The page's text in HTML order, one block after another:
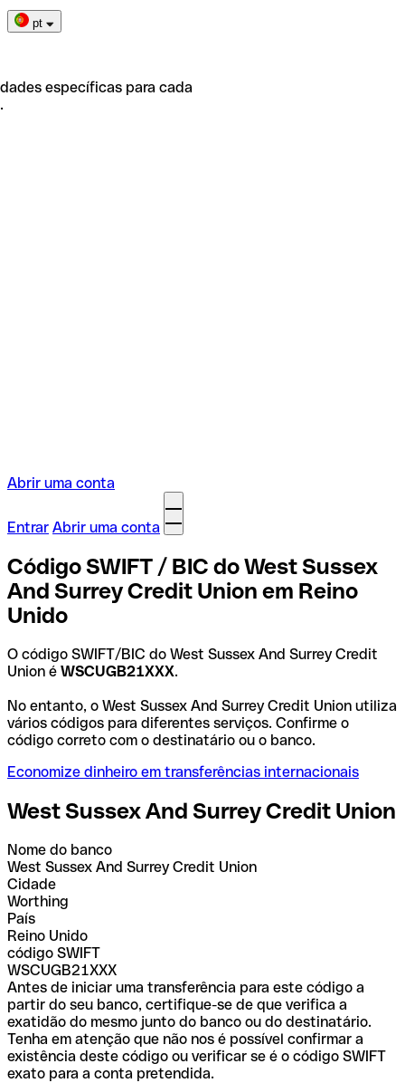
pt
específicas para cada
Abrir uma conta
Entrar Abrir uma conta
Código SWIFT / BIC do West Sussex
And Surrey Credit Union em Reino
Unido
O código SWIFT/BIC do West Sussex And Surrey Credit
Union é WSCUGB21XXX.
No entanto, o West Sussex And Surrey Credit Union utiliza
vários códigos para diferentes serviços. Confirme o
código correto com o destinatário ou o banco.
Economize dinheiro em transferências internacionais
West Sussex And Surrey Credit Union
Nome do banco
West Sussex And Surrey Credit Union
Cidade
Worthing
País
Reino Unido
código SWIFT
WSCUGB21XXX
Antes de iniciar uma transferência para este código a
partir do seu banco, certifique-se de que verifica a
exatidão do mesmo junto do banco ou do destinatário.
Tenha em atenção que não nos é possível confirmar a
existência deste código ou verificar se é o código SWIFT
exato para a conta pretendida.